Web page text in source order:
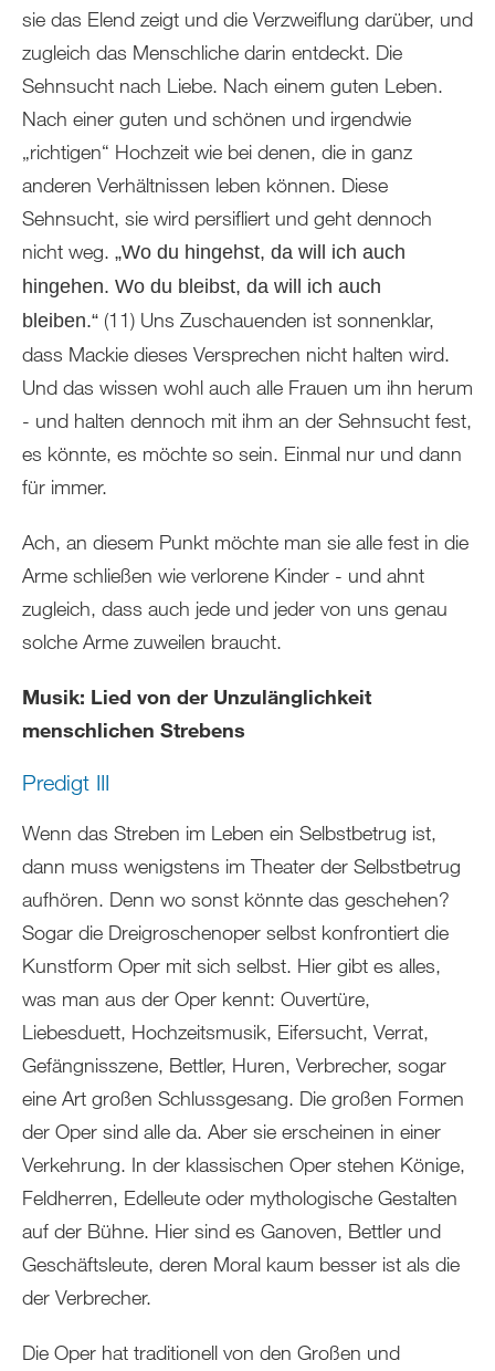
sie das Elend zeigt und die Verzweiflung darüber, und
zugleich das Menschliche darin entdeckt. Die
Sehnsucht nach Liebe. Nach einem guten Leben.
Nach einer guten und schönen und irgendwie
„richtigen“ Hochzeit wie bei denen, die in ganz
anderen Verhältnissen leben können. Diese
Sehnsucht, sie wird persifliert und geht dennoch
nicht weg. „Wo du hingehst, da will ich auch
hingehen. Wo du bleibst, da will ich auch
bleiben.“ (11) Uns Zuschauenden ist sonnenklar,
dass Mackie dieses Versprechen nicht halten wird.
Und das wissen wohl auch alle Frauen um ihn herum
- und halten dennoch mit ihm an der Sehnsucht fest,
es könnte, es möchte so sein. Einmal nur und dann
für immer.
Ach, an diesem Punkt möchte man sie alle fest in die
Arme schließen wie verlorene Kinder - und ahnt
zugleich, dass auch jede und jeder von uns genau
solche Arme zuweilen braucht.
Musik: Lied von der Unzulänglichkeit
menschlichen Strebens
Predigt III
Wenn das Streben im Leben ein Selbstbetrug ist,
dann muss wenigstens im Theater der Selbstbetrug
aufhören. Denn wo sonst könnte das geschehen?
Sogar die Dreigroschenoper selbst konfrontiert die
Kunstform Oper mit sich selbst. Hier gibt es alles,
was man aus der Oper kennt: Ouvertüre,
Liebesduett, Hochzeitsmusik, Eifersucht, Verrat,
Gefängnisszene, Bettler, Huren, Verbrecher, sogar
eine Art großen Schlussgesang. Die großen Formen
der Oper sind alle da. Aber sie erscheinen in einer
Verkehrung. In der klassischen Oper stehen Könige,
Feldherren, Edelleute oder mythologische Gestalten
auf der Bühne. Hier sind es Ganoven, Bettler und
Geschäftsleute, deren Moral kaum besser ist als die
der Verbrecher.
Die Oper hat traditionell von den Großen und